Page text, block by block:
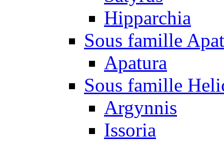
Hipparchia
Sous famille
Apatura
Sous famille
Argynnis
Issoria